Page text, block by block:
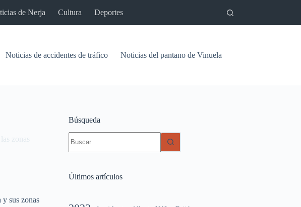
de Nerja Cultura Deportes
Noticias de accidentes de tráfico Noticias del pantano de Vinuela
zonas
sus zonas
Búsqueda
resultados
Últimos artículos